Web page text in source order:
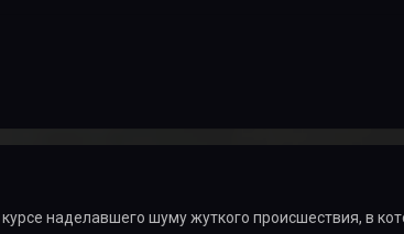
наделавшего шуму жуткого происшествия, в